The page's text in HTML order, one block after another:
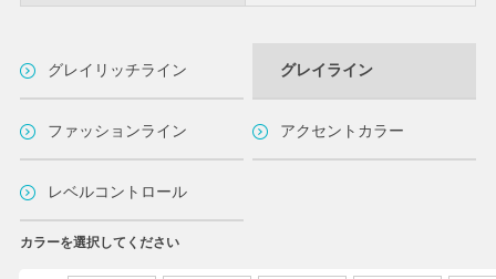
カラーを選択してください
グレイリッチライン グレイライン
ファッションライン アクセントカラー
レベルコントロール